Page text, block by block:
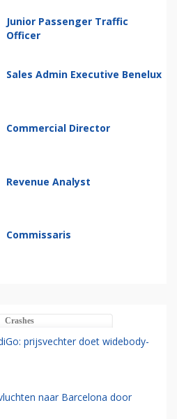
Junior Passenger Traffic
Officer
Sales Admin Executive Benelux
Commercial Director
Revenue Analyst
Commissaris
Crashes
prijsvechter doet widebody-
naar Barcelona door